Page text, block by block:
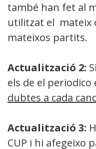
també han fet al
utilitzat el mateix
mateixos partits.
Actualització 2:
els de el
dubtes a cada
Actualització 3:
CUP i hi afegeixo